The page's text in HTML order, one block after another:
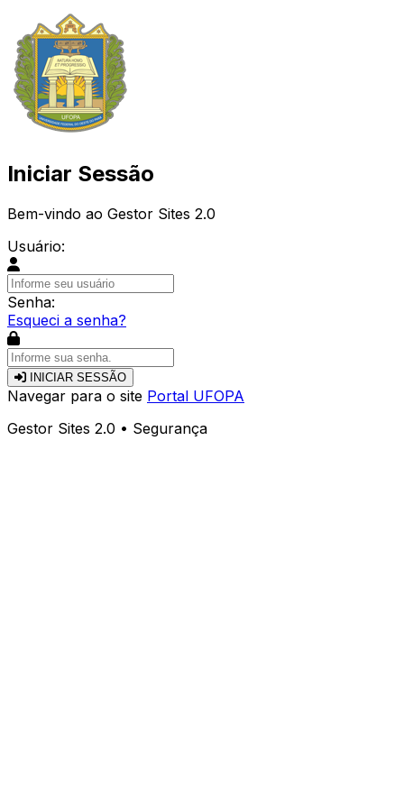
Iniciar Sessão
Bem-vindo ao Gestor Sites 2.0
Usuário:
Senha:
Esqueci a senha?
INICIAR SESSÃO
Navegar para o site Portal UFOPA
Gestor Sites 2.0 • Segurança